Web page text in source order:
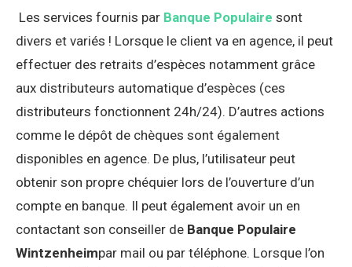
Les services fournis par Banque Populaire sont
divers et variés ! Lorsque le client va en agence, il peut
effectuer des retraits d’espèces notamment grâce
aux distributeurs automatique d’espèces (ces
distributeurs fonctionnent 24h/24). D’autres actions
comme le dépôt de chèques sont également
disponibles en agence. De plus, l’utilisateur peut
obtenir son propre chéquier lors de l’ouverture d’un
compte en banque. Il peut également avoir un en
contactant son conseiller de Banque Populaire
Wintzenheimpar mail ou par téléphone. Lorsque l’on